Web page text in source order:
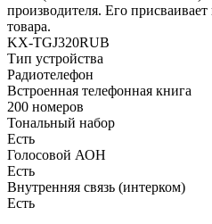
производителя. Его
товара.
KX-TGJ320RUB
Тип устройства
Радиотелефон
Встроенная телефонная книга
200 номеров
Тональный набор
Есть
Голосовой АОН
Есть
Внутренняя связь (интерком)
Есть